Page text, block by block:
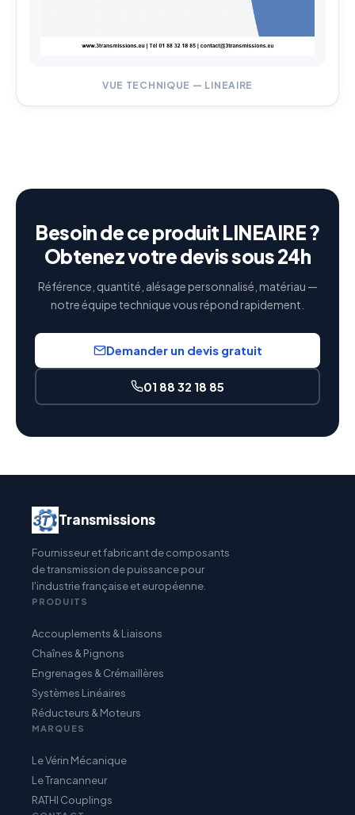
VUE TECHNIQUE — LINEAIRE
Besoin de ce produit LINEAIRE ?
Obtenez votre devis sous 24h
Référence, quantité, alésage personnalisé, matériau —
notre équipe technique vous répond rapidement.
Demander un devis gratuit
01 88 32 18 85
Transmissions
Fournisseur et fabricant de composants
de transmission de puissance pour
l'industrie française et européenne.
PRODUITS
Accouplements & Liaisons
Chaînes & Pignons
Engrenages & Crémaillères
Systèmes Linéaires
Réducteurs & Moteurs
MARQUES
Le Vérin Mécanique
Le Trancanneur
RATHI Couplings